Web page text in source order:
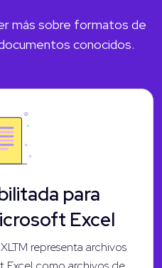
más sobre formatos de
conocidos.
para
Excel
representa archivos